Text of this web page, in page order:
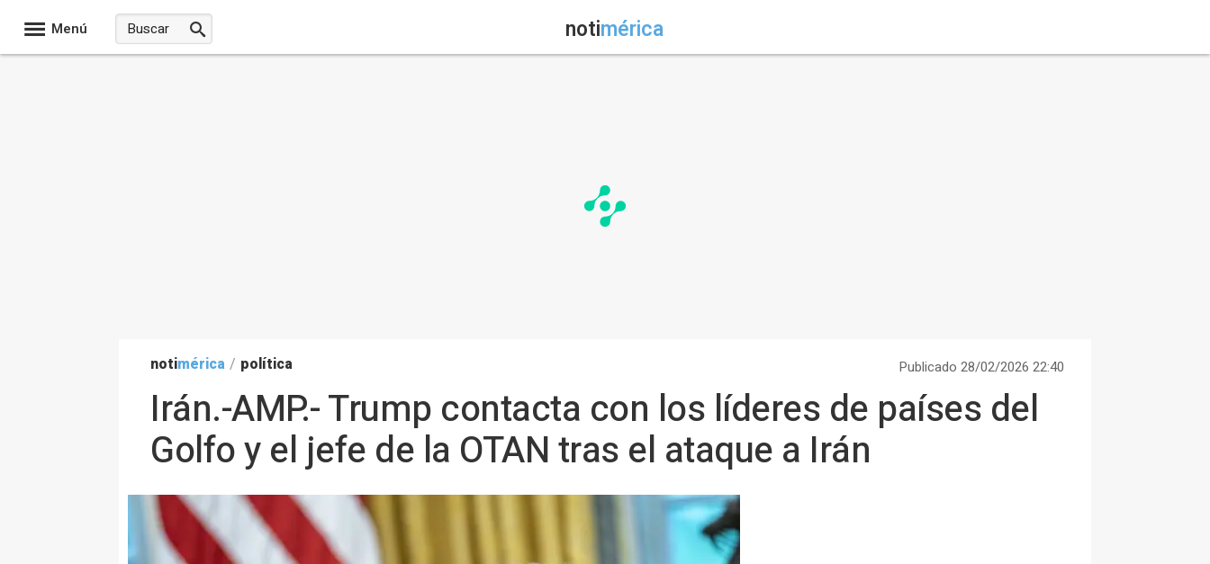
Menú notimérica
notimérica / política Publicado 28/02/2026 22:40
Irán.-AMP.- Trump contacta con los líderes de países del
Golfo y el jefe de la OTAN tras el ataque a Irán